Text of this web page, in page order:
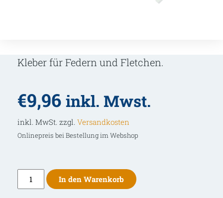
Kleber für Federn und Fletchen.
€9,96 inkl. Mwst.
inkl. MwSt. zzgl. Versandkosten
Onlinepreis bei Bestellung im Webshop
Kleber
Fletch
In den Warenkorb